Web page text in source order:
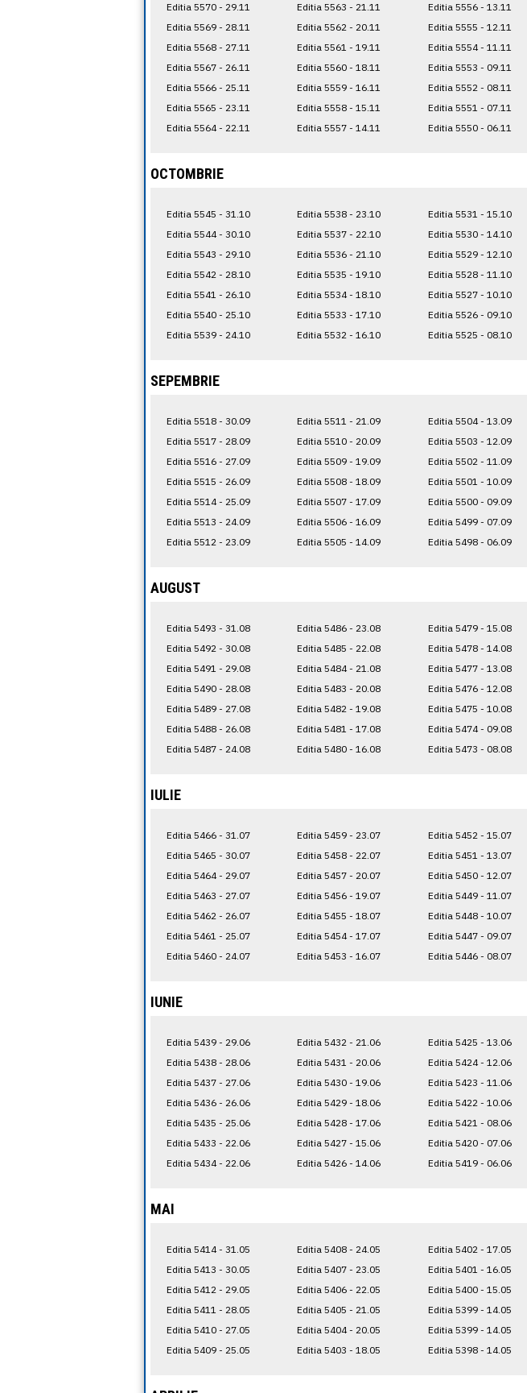
Editia 5570 - 29.11
Editia 5569 - 28.11
Editia 5568 - 27.11
Editia 5567 - 26.11
Editia 5566 - 25.11
Editia 5565 - 23.11
Editia 5564 - 22.11
Editia 5563 - 21.11
Editia 5562 - 20.11
Editia 5561 - 19.11
Editia 5560 - 18.11
Editia 5559 - 16.11
Editia 5558 - 15.11
Editia 5557 - 14.11
Editia 5556 - 13.11
Editia 5555 - 12.11
Editia 5554 - 11.11
Editia 5553 - 09.11
Editia 5552 - 08.11
Editia 5551 - 07.11
Editia 5550 - 06.11
OCTOMBRIE
Editia 5545 - 31.10
Editia 5544 - 30.10
Editia 5543 - 29.10
Editia 5542 - 28.10
Editia 5541 - 26.10
Editia 5540 - 25.10
Editia 5539 - 24.10
Editia 5538 - 23.10
Editia 5537 - 22.10
Editia 5536 - 21.10
Editia 5535 - 19.10
Editia 5534 - 18.10
Editia 5533 - 17.10
Editia 5532 - 16.10
Editia 5531 - 15.10
Editia 5530 - 14.10
Editia 5529 - 12.10
Editia 5528 - 11.10
Editia 5527 - 10.10
Editia 5526 - 09.10
Editia 5525 - 08.10
SEPEMBRIE
Editia 5518 - 30.09
Editia 5517 - 28.09
Editia 5516 - 27.09
Editia 5515 - 26.09
Editia 5514 - 25.09
Editia 5513 - 24.09
Editia 5512 - 23.09
Editia 5511 - 21.09
Editia 5510 - 20.09
Editia 5509 - 19.09
Editia 5508 - 18.09
Editia 5507 - 17.09
Editia 5506 - 16.09
Editia 5505 - 14.09
Editia 5504 - 13.09
Editia 5503 - 12.09
Editia 5502 - 11.09
Editia 5501 - 10.09
Editia 5500 - 09.09
Editia 5499 - 07.09
Editia 5498 - 06.09
AUGUST
Editia 5493 - 31.08
Editia 5492 - 30.08
Editia 5491 - 29.08
Editia 5490 - 28.08
Editia 5489 - 27.08
Editia 5488 - 26.08
Editia 5487 - 24.08
Editia 5486 - 23.08
Editia 5485 - 22.08
Editia 5484 - 21.08
Editia 5483 - 20.08
Editia 5482 - 19.08
Editia 5481 - 17.08
Editia 5480 - 16.08
Editia 5479 - 15.08
Editia 5478 - 14.08
Editia 5477 - 13.08
Editia 5476 - 12.08
Editia 5475 - 10.08
Editia 5474 - 09.08
Editia 5473 - 08.08
IULIE
Editia 5466 - 31.07
Editia 5465 - 30.07
Editia 5464 - 29.07
Editia 5463 - 27.07
Editia 5462 - 26.07
Editia 5461 - 25.07
Editia 5460 - 24.07
Editia 5459 - 23.07
Editia 5458 - 22.07
Editia 5457 - 20.07
Editia 5456 - 19.07
Editia 5455 - 18.07
Editia 5454 - 17.07
Editia 5453 - 16.07
Editia 5452 - 15.07
Editia 5451 - 13.07
Editia 5450 - 12.07
Editia 5449 - 11.07
Editia 5448 - 10.07
Editia 5447 - 09.07
Editia 5446 - 08.07
IUNIE
Editia 5439 - 29.06
Editia 5438 - 28.06
Editia 5437 - 27.06
Editia 5436 - 26.06
Editia 5435 - 25.06
Editia 5433 - 22.06
Editia 5434 - 22.06
Editia 5432 - 21.06
Editia 5431 - 20.06
Editia 5430 - 19.06
Editia 5429 - 18.06
Editia 5428 - 17.06
Editia 5427 - 15.06
Editia 5426 - 14.06
Editia 5425 - 13.06
Editia 5424 - 12.06
Editia 5423 - 11.06
Editia 5422 - 10.06
Editia 5421 - 08.06
Editia 5420 - 07.06
Editia 5419 - 06.06
MAI
Editia 5414 - 31.05
Editia 5413 - 30.05
Editia 5412 - 29.05
Editia 5411 - 28.05
Editia 5410 - 27.05
Editia 5409 - 25.05
Editia 5408 - 24.05
Editia 5407 - 23.05
Editia 5406 - 22.05
Editia 5405 - 21.05
Editia 5404 - 20.05
Editia 5403 - 18.05
Editia 5402 - 17.05
Editia 5401 - 16.05
Editia 5400 - 15.05
Editia 5399 - 14.05
Editia 5399 - 14.05
Editia 5398 - 14.05